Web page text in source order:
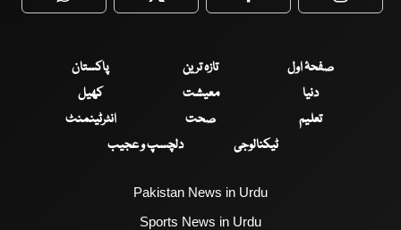
WhatsApp Twitter Facebook
صفحۂ اول تازہ ترین
پاکستان
دنیا
معیشت
کھیل
تعلیم
صحت
انٹرٹینمنٹ
ٹیکنالوجی
دلچسپ و عجیب
Pakistan News in Urdu
Sports News in Urdu